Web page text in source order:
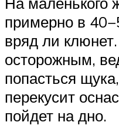
примерно в
вряд ли
осторожным,
попасться
перекусит
пойдет на дно.